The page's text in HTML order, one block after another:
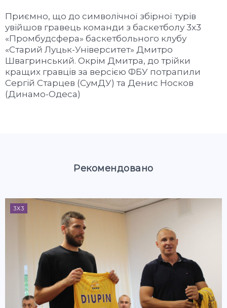
Приємно, що до символічної збірної турів
увійшов гравець команди з баскетболу 3х3
«Промбудсфера» баскетбольного клубу
«Старий Луцьк-Університет» Дмитро
Швагринський. Окрім Дмитра, до трійки
кращих гравців за версією ФБУ потрапили
Сергій Старцев (СумДУ) та Денис Носков
(Динамо-Одеса)
Рекомендовано
3X3